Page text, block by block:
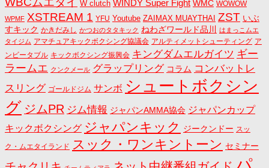
W clutch WINDY Super Fight WMC WOWOW
WPMF XSTREAM 1 YFU Youtube ZAIMAX MUAYTHAI ZST いぶ
すキック かきだみし かつおのタタキック ねわざワールド品川
はまっこムエ
タイジム アマチュアキックボクシング協議会 アルティメットシューティング ア
ンビータブル キックボクシング振興会 キングダムエルガイツ ギー
ラームエ クンクメール グラップリング コラム コンバットレ
スリング ゴールドジム サンボ シュートボクシン
グ ジムPR ジム情報 ジャパンAMMA協会 ジャパンカップ
キックボクシング ジャパンキック ジークンドー スッ
ク・ムエタイランド スック・ワンキントーン セミナー